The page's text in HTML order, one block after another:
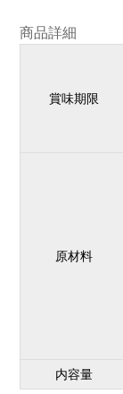
商品詳細
賞味期限
原材料
内容量